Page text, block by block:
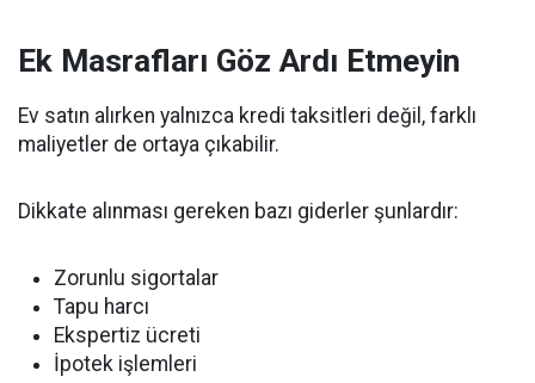
Ek Masrafları Göz Ardı Etmeyin
Ev satın alırken yalnızca kredi taksitleri değil, farklı
maliyetler de ortaya çıkabilir.
Dikkate alınması gereken bazı giderler şunlardır:
Zorunlu sigortalar
Tapu harcı
Ekspertiz ücreti
İpotek işlemleri